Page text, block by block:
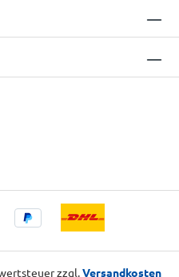
zzgl.Versandkosten